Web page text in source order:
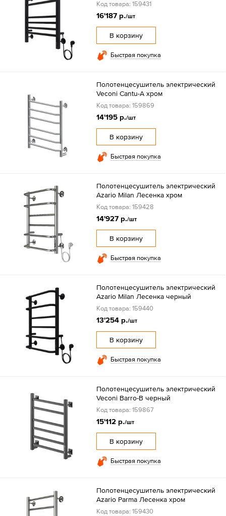
Код товара: 159431
16'187 р./шт
В корзину
Быстрая покупка
Полотенцесушитель электрический
Veconi Cantu-A хром
Код товара: 159869
14'195 р./шт
В корзину
Быстрая покупка
Полотенцесушитель электрический
Azario Milan Лесенка хром
Код товара: 159428
14'927 р./шт
В корзину
Быстрая покупка
Полотенцесушитель электрический
Azario Milan Лесенка черный
Код товара: 159440
13'254 р./шт
В корзину
Быстрая покупка
Полотенцесушитель электрический
Veconi Barro-B черный
Код товара: 159867
15'112 р./шт
В корзину
Быстрая покупка
Полотенцесушитель электрический
Azario Parma Лесенка хром
Код товара: 159430